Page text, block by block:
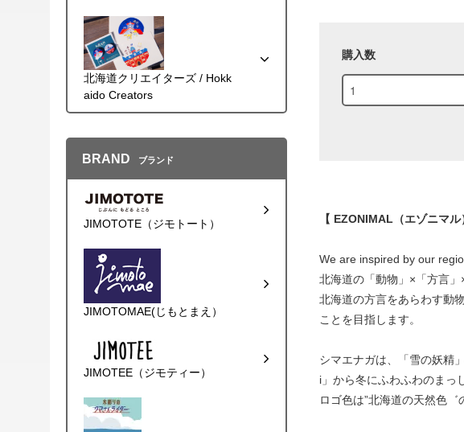
購入数
【 EZONIMAL（エゾニマ
We are inspired by our
北海道の「動物」×「方言
北海道の方言をあらわす動
ことを目指します。
シマエナガは、「雪の妖精
i」から冬にふわふわのまっ
ロゴ色は”北海道の天然色゛
北海道クリエイターズ / Hokk
aido Creators
BRAND ブランド
JIMOTOTE（ジモトート）
JIMOTOMAE(じもとまえ）
JIMOTEE（ジモティー）